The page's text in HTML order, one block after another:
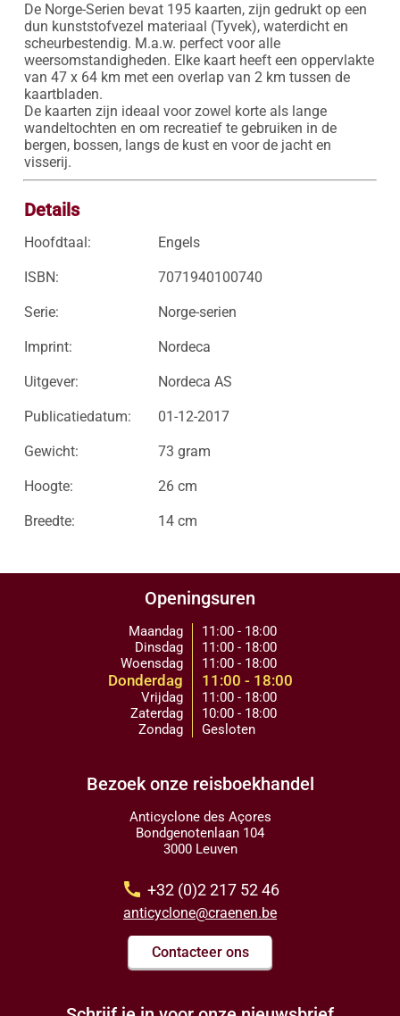
De Norge-Serien bevat 195 kaarten, zijn gedrukt op een
dun kunststofvezel materiaal (Tyvek), waterdicht en
scheurbestendig. M.a.w. perfect voor alle
weersomstandigheden. Elke kaart heeft een oppervlakte
van 47 x 64 km met een overlap van 2 km tussen de
kaartbladen.
De kaarten zijn ideaal voor zowel korte als lange
wandeltochten en om recreatief te gebruiken in de
bergen, bossen, langs de kust en voor de jacht en
visserij.
Details
Hoofdtaal: Engels
ISBN: 7071940100740
Serie: Norge-serien
Imprint: Nordeca
Uitgever: Nordeca AS
Publicatiedatum: 01-12-2017
Gewicht: 73 gram
Hoogte: 26 cm
Breedte: 14 cm
Openingsuren
Maandag
Dinsdag
Woensdag
Donderdag
Vrijdag
Zaterdag
Zondag
11:00 - 18:00
11:00 - 18:00
11:00 - 18:00
11:00 - 18:00
11:00 - 18:00
10:00 - 18:00
Gesloten
Bezoek onze reisboekhandel
Anticyclone des Açores
Bondgenotenlaan 104
3000 Leuven
call +32 (0)2 217 52 46
anticyclone@craenen.be
Contacteer ons